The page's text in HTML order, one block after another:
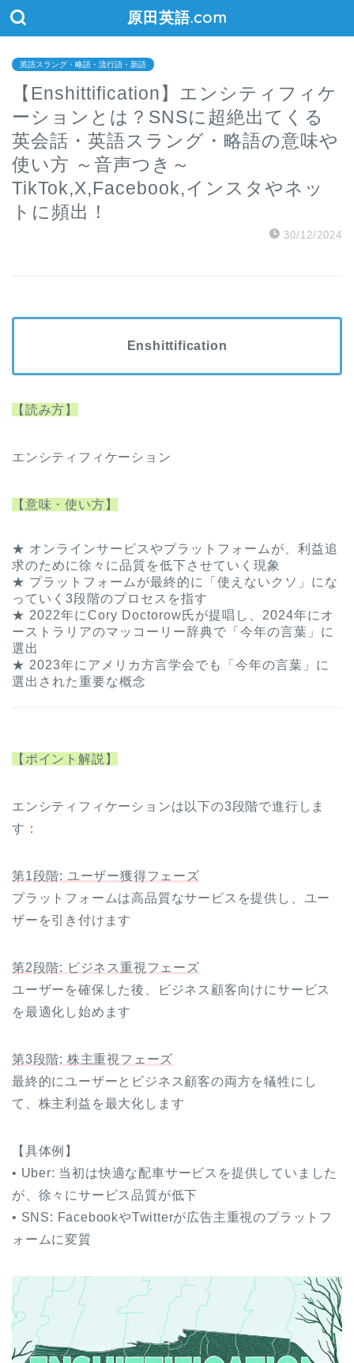
原田英語.com
英語スラング・略語・流行語・新語
【Enshittification】エンシティフィケ
ーションとは？SNSに超絶出てくる
英会話・英語スラング・略語の意味や
使い方 ～音声つき～
TikTok,X,Facebook,インスタやネッ
トに頻出！
30/12/2024
Enshittification
【読み方】
エンシティフィケーション
【意味・使い方】
★ オンラインサービスやプラットフォームが、利益追
求のために徐々に品質を低下させていく現象
★ プラットフォームが最終的に「使えないクソ」にな
っていく3段階のプロセスを指す
★ 2022年にCory Doctorow氏が提唱し、2024年にオ
ーストラリアのマッコーリー辞典で「今年の言葉」に
選出
★ 2023年にアメリカ方言学会でも「今年の言葉」に
選出された重要な概念
【ポイント解説】
エンシティフィケーションは以下の3段階で進行しま
す：
第1段階: ユーザー獲得フェーズ
プラットフォームは高品質なサービスを提供し、ユー
ザーを引き付けます
第2段階: ビジネス重視フェーズ
ユーザーを確保した後、ビジネス顧客向けにサービス
を最適化し始めます
第3段階: 株主重視フェーズ
最終的にユーザーとビジネス顧客の両方を犠牲にし
て、株主利益を最大化します
【具体例】
• Uber: 当初は快適な配車サービスを提供していました
が、徐々にサービス品質が低下
• SNS: FacebookやTwitterが広告主重視のプラットフ
ォームに変質